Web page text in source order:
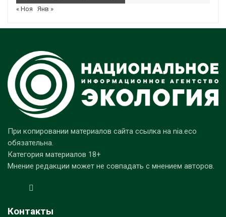
« Ноя
Янв »
При копировании материалов сайта ссылка на nia.eco
обязательна.
Категория материалов 18+
Мнение редакции может не совпадать с мнением авторов.
Контакты